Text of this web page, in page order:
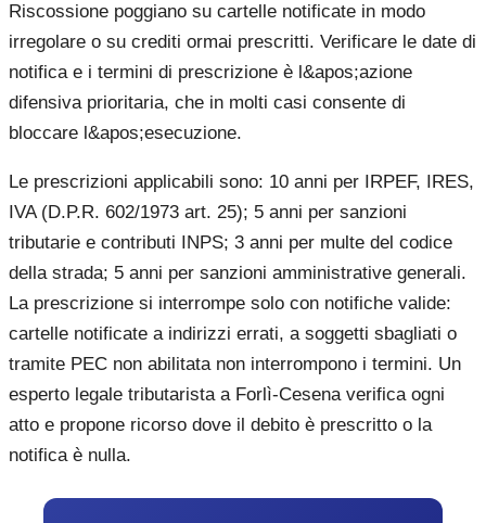
Riscossione poggiano su cartelle notificate in modo
irregolare o su crediti ormai prescritti. Verificare le date di
notifica e i termini di prescrizione è l&apos;azione
difensiva prioritaria, che in molti casi consente di
bloccare l&apos;esecuzione.
Le prescrizioni applicabili sono: 10 anni per IRPEF, IRES,
IVA (D.P.R. 602/1973 art. 25); 5 anni per sanzioni
tributarie e contributi INPS; 3 anni per multe del codice
della strada; 5 anni per sanzioni amministrative generali.
La prescrizione si interrompe solo con notifiche valide:
cartelle notificate a indirizzi errati, a soggetti sbagliati o
tramite PEC non abilitata non interrompono i termini. Un
esperto legale tributarista a Forlì-Cesena verifica ogni
atto e propone ricorso dove il debito è prescritto o la
notifica è nulla.